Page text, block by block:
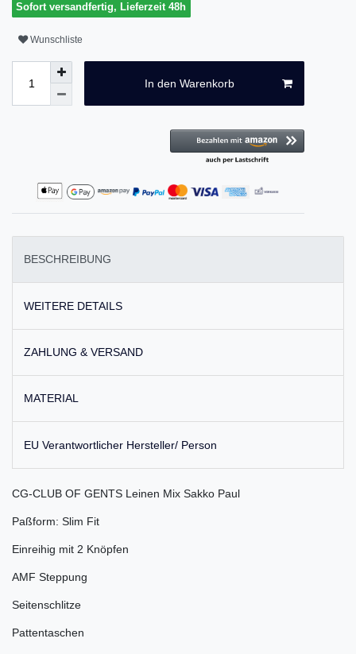
Sofort versandfertig, Lieferzeit 48h
Wunschliste
In den Warenkorb
BESCHREIBUNG
WEITERE DETAILS
ZAHLUNG & VERSAND
MATERIAL
EU Verantwortlicher Hersteller/ Person
CG-CLUB OF GENTS Leinen Mix Sakko Paul
Paßform: Slim Fit
Einreihig mit 2 Knöpfen
AMF Steppung
Seitenschlitze
Pattentaschen